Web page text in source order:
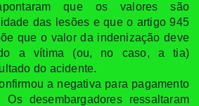
que os valores são
das lesões e que o artigo 945
que o valor da indenização deve
a vítima (ou, no caso, a tia)
do acidente.
a negativa para pagamento
desembargadores ressaltaram